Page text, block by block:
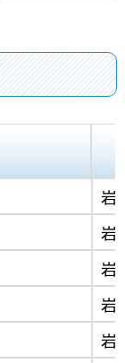
岩
岩
岩
岩
岩